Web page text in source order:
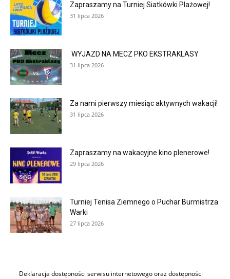
Zapraszamy na Turniej Siatkówki Plażowej!
31 lipca 2026
WYJAZD NA MECZ PKO EKSTRAKLASY
31 lipca 2026
Za nami pierwszy miesiąc aktywnych wakacji!
31 lipca 2026
Zapraszamy na wakacyjne kino plenerowe!
29 lipca 2026
Turniej Tenisa Ziemnego o Puchar Burmistrza
Warki
27 lipca 2026
Deklaracja dostępności serwisu internetowego oraz dostępności